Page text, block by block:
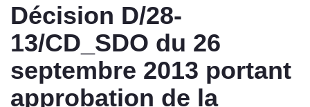
Décision D/28-
13/CD_SDO du 26
septembre 2013 portant
approbation de la